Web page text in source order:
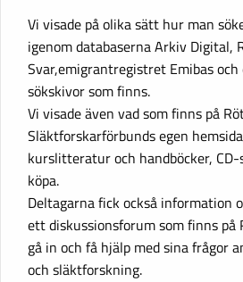
Vi visade på olika sätt hur man
igenom databaserna Arkiv Digital,
Svar,emigrantregistret Emibas
sökskivor som finns.
Vi visade även vad som finns på
Släktforskarförbunds egen
kurslitteratur och handböcker,
köpa.
Deltagarna fick också information
ett diskussionsforum som finns på
gå in och få hjälp med sina frågor
och släktforskning.